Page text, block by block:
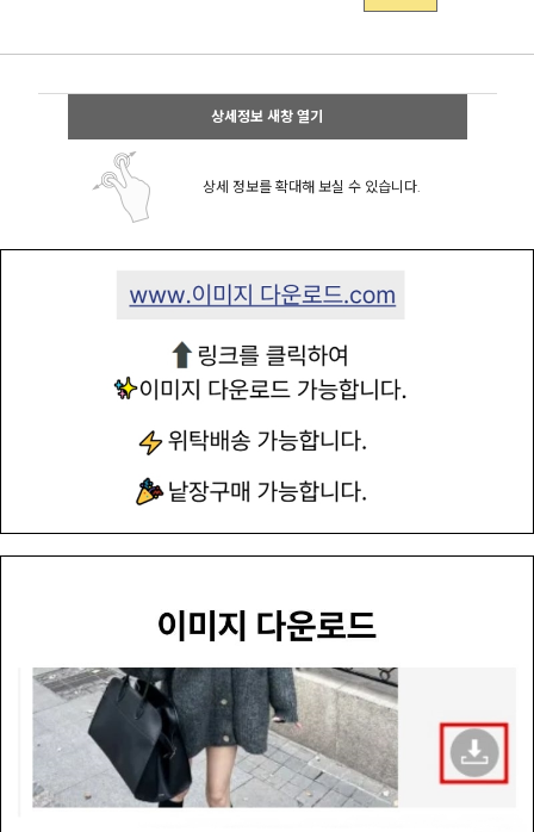
상세정보 새창 열기
상세 정보를 확대해 보실 수 있습니다.